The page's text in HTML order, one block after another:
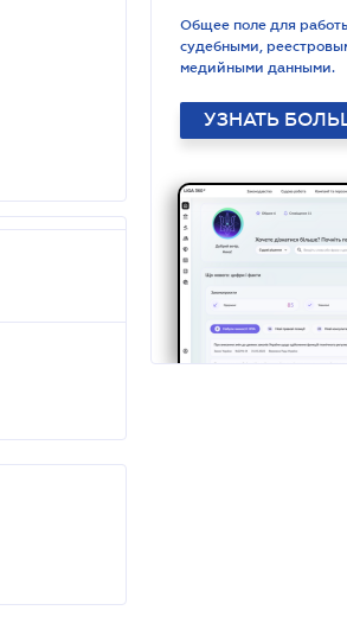
Общее поле для
судебными,
медийными данными.
УЗНАТЬ